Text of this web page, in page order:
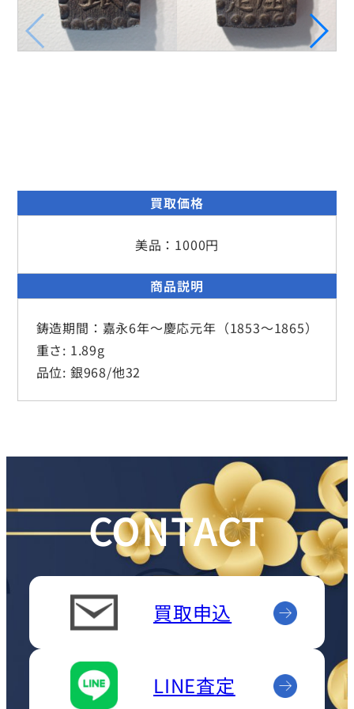
買取価格
美品：1000円
商品説明
鋳造期間：嘉永6年～慶応元年（1853～1865）
重さ: 1.89g
品位: 銀968/他32
CONTACT
買取申込
LINE査定